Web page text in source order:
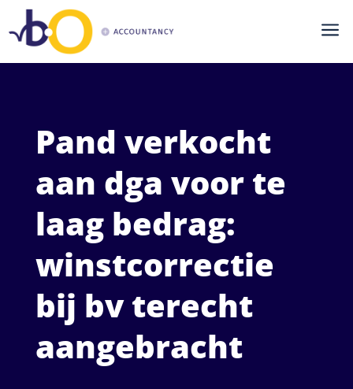
a
Pand verkocht
aan dga voor te
laag bedrag:
winstcorrectie
bij bv terecht
aangebracht